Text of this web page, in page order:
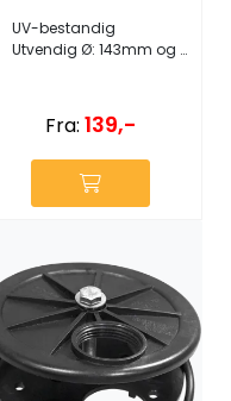
UV-bestandig
Utvendig Ø: 143mm og 170mm
Fra: 139,-